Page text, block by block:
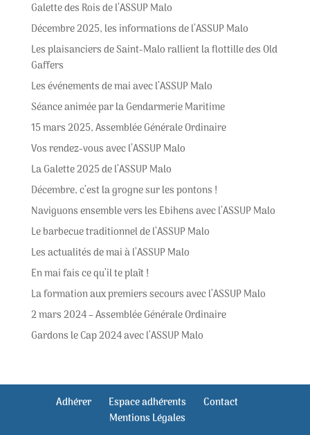
Galette des Rois de l’ASSUP Malo
Décembre 2025, les informations de l’ASSUP Malo
Les plaisanciers de Saint-Malo rallient la flottille des Old
Gaffers
Les événements de mai avec l’ASSUP Malo
Séance animée par la Gendarmerie Maritime
15 mars 2025, Assemblée Générale Ordinaire
Vos rendez-vous avec l’ASSUP Malo
La Galette 2025 de l’ASSUP Malo
Décembre, c’est la grogne sur les pontons !
Naviguons ensemble vers les Ebihens avec l’ASSUP Malo
Le barbecue traditionnel de l’ASSUP Malo
Les actualités de mai à l’ASSUP Malo
En mai fais ce qu’il te plaît !
La formation aux premiers secours avec l’ASSUP Malo
2 mars 2024 – Assemblée Générale Ordinaire
Gardons le Cap 2024 avec l’ASSUP Malo
Adhérer Espace adhérents
Contact
Mentions Légales